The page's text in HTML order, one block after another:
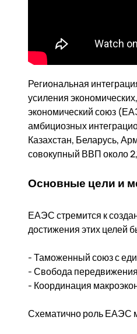
Региональная
усиления
экономический союз
амбициозных
Казахстан, Беларусь,
совокупный ВВП около
Основные цели и
ЕАЭС стремится к
достижения этих целей
- Таможенный союз с
- Свобода
- Координация
Схематично роль ЕАЭС